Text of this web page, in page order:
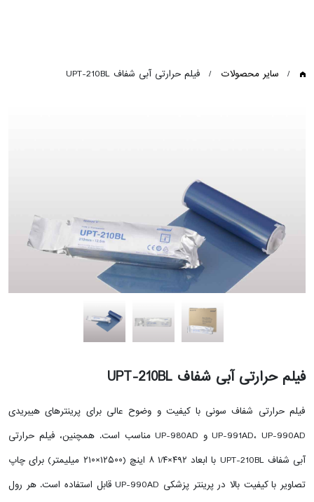
سایر محصولات فیلم حرارتی آبی شفاف UPT-210BL
فیلم حرارتی آبی شفاف UPT-210BL
فیلم حرارتی شفاف سونی با کیفیت و وضوح عالی برای پرینترهای هیبریدی
UP-991AD، UP-990AD و UP-980AD مناسب است. همچنین، فیلم حرارتی
آبی شفاف UPT-210BL با ابعاد ۴۹۲×۱/۴ ۸ اینچ (۱۲۵۰۰×۲۱۰ میلیمتر) برای چاپ
تصاویر با کیفیت بالا در پرینتر پزشکی UP-990AD قابل استفاده است. هر رول